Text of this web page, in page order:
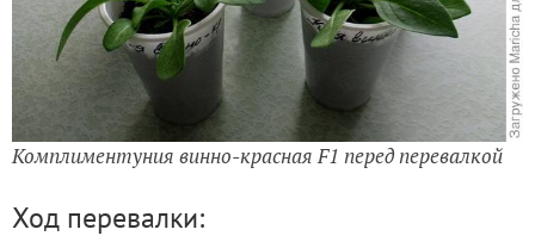
Комплиментуния винно-краснаяF1 перед перевалкой
Ход перевалки: